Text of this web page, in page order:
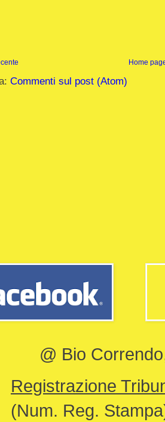
Home
Commenti sul post (Atom)
@ Bio
Registrazione
(Num. Reg.